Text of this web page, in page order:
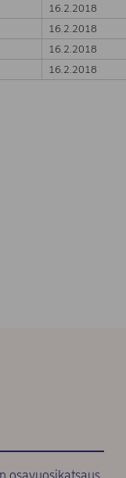
16.2.2018
16.2.2018
16.2.2018
16.2.2018